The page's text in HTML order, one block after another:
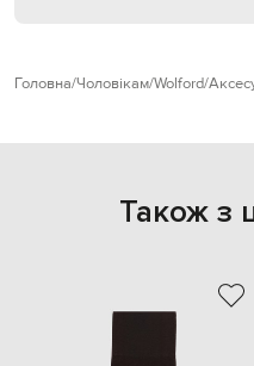
Головна Чоловікам Wolford
Також з